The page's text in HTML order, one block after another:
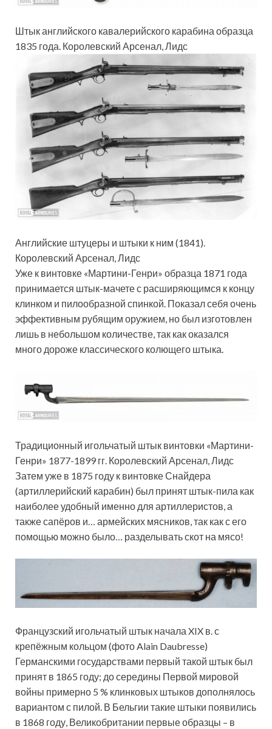
Штык английского кавалерийского карабина образца
1835 года. Королевский Арсенал, Лидс
Английские штуцеры и штыки к ним (1841).
Королевский Арсенал, Лидс
Уже к винтовке «Мартини-Генри» образца 1871 года
принимается штык-мачете с расширяющимся к концу
клинком и пилообразной спинкой. Показал себя очень
эффективным рубящим оружием, но был изготовлен
лишь в небольшом количестве, так как оказался
много дороже классического колющего штыка.
Традиционный игольчатый штык винтовки «Мартини-
Генри» 1877-1899 гг. Королевский Арсенал, Лидс
Затем уже в 1875 году к винтовке Снайдера
(артиллерийский карабин) был принят штык-пила как
наиболее удобный именно для артиллеристов, а
также сапёров и… армейских мясников, так как с его
помощью можно было… разделывать скот на мясо!
Французский игольчатый штык начала XIX в. с
крепёжным кольцом (фото Alain Daubresse)
Германскими государствами первый такой штык был
принят в 1865 году; до середины Первой мировой
войны примерно 5 % клинковых штыков дополнялось
вариантом с пилой. В Бельгии такие штыки появились
в 1868 году, Великобритании первые образцы – в